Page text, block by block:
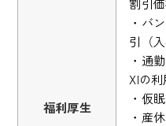
福利厚生
・バ
引（
・通
XIの
・仮
・産